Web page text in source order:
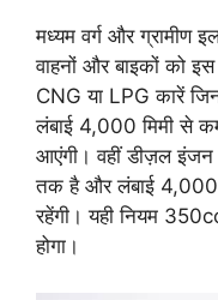
मध्यम वर्ग और ग्रामीण
वाहनों और बाइकों को
CNG या LPG कारें
लंबाई 4,000 मिमी से
आएंगी। वहीं डीज़ल इंजन
तक है और लंबाई 4,000
रहेंगी। यही नियम
होगा।